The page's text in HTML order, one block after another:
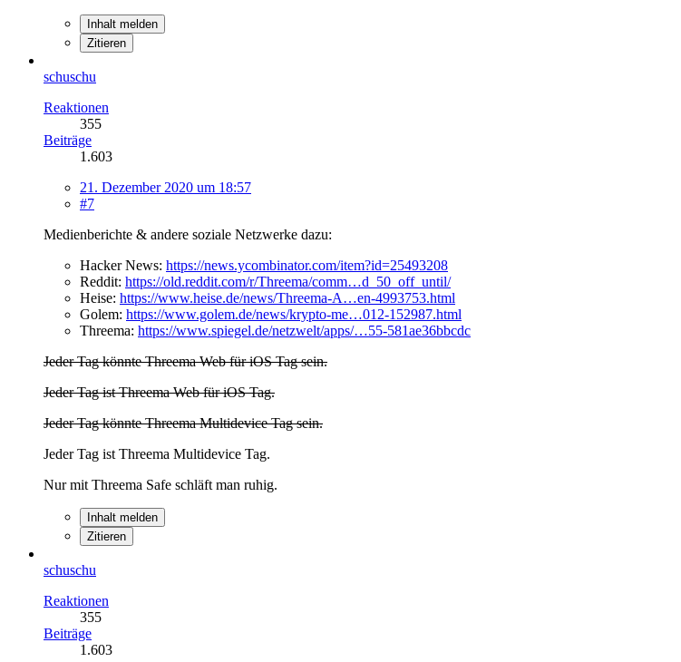
Inhalt melden
Zitieren
schuschu
Reaktionen
355
Beiträge
1.603
21. Dezember 2020 um 18:57
#7
Medienberichte & andere soziale Netzwerke dazu:
Hacker News: https://news.ycombinator.com/item?id=25493208
Reddit: https://old.reddit.com/r/Threema/comm…d_50_off_until/
Heise: https://www.heise.de/news/Threema-A…en-4993753.html
Golem: https://www.golem.de/news/krypto-me…012-152987.html
Threema: https://www.spiegel.de/netzwelt/apps/…55-581ae36bbcdc
Jeder Tag könnte Threema Web für iOS Tag sein.
Jeder Tag ist Threema Web für iOS Tag.
Jeder Tag könnte Threema Multidevice Tag sein.
Jeder Tag ist Threema Multidevice Tag.
Nur mit Threema Safe schläft man ruhig.
Inhalt melden
Zitieren
schuschu
Reaktionen
355
Beiträge
1.603